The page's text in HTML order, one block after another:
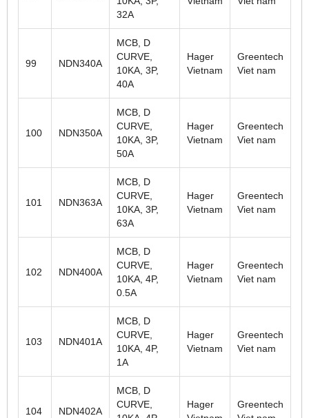
32A
99 NDN340A
MCB, D
CURVE,
10KA, 3P,
40A
Hager
Vietnam
Greentech
Viet nam
100 NDN350A
MCB, D
CURVE,
10KA, 3P,
50A
Hager
Vietnam
Greentech
Viet nam
101 NDN363A
MCB, D
CURVE,
10KA, 3P,
63A
Hager
Vietnam
Greentech
Viet nam
102 NDN400A
MCB, D
CURVE,
10KA, 4P,
0.5A
Hager
Vietnam
Greentech
Viet nam
103 NDN401A
MCB, D
CURVE,
10KA, 4P,
1A
Hager
Vietnam
Greentech
Viet nam
104 NDN402A
MCB, D
CURVE,
Hager
Greentech